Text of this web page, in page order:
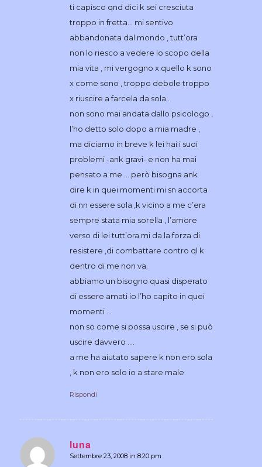
ti capisco qnd dici k sei cresciuta
troppo in fretta… mi sentivo
abbandonata dal mondo , tutt’ora
non lo riesco a vedere lo scopo della
mia vita , mi vergogno x quello k sono
x come sono , troppo debole troppo
x riuscire a farcela da sola .
non sono mai andata dallo psicologo ,
l’ho detto solo dopo a mia madre ,
ma diciamo in breve k lei hai i suoi
problemi -ank gravi- e non ha mai
pensato a me ….però bisogna ank
dire k in quei momenti mi sn accorta
di nn essere sola ,k vicino a me c’era
sempre stata mia sorella , l’amore
verso di lei tutt’ora mi da la forza di
resistere ,di combattare contro ql k
dentro di me non va.
abbiamo un bisogno quasi disperato
di essere amati io l’ho capito in quei
momenti …
non so come si possa uscire , se si può
uscire davvero ….
a me ha aiutato sapere k non ero sola
, k non ero solo io a stare male
Rispondi
luna
dice:
Settembre 23, 2008 in 8:20 pm